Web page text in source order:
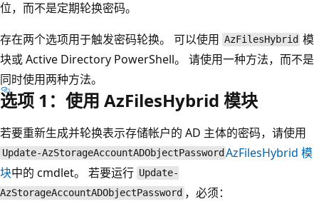
位，而不是定期轮换密码。
存在两个选项用于触发密码轮换。 可以使用 AzFilesHybrid 模
块或 Active Directory PowerShell。 请使用一种方法，而不是
同时使用两种方法。
选项 1：使用 AzFilesHybrid 模块
若要重新生成并轮换表示存储帐户的 AD 主体的密码，请使用
Update-AzStorageAccountADObjectPassword AzFilesHybrid 模
块中的 cmdlet。 若要运行 Update-
AzStorageAccountADObjectPassword ，必须：